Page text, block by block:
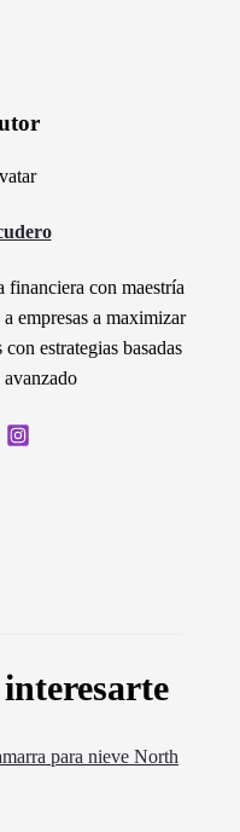
financiera con maestría
empresas a maximizar
estrategias basadas